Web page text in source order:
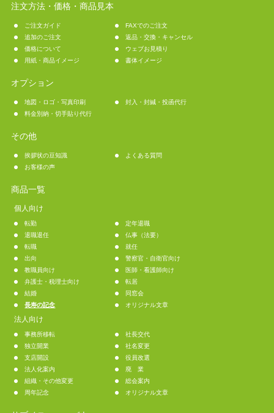
注文方法・価格・商品見本
ご注文ガイド
FAXでのご注文
追加のご注文
返品・交換・キャンセル
価格について
ウェブお見積り
用紙・商品イメージ
書体イメージ
オプション
地図・ロゴ・写真印刷
封入・封緘・投函代行
料金別納・切手貼り代行
その他
挨拶状の豆知識
よくある質問
お客様の声
商品一覧
個人向け
転勤
定年退職
退職退任
仏事（法要）
転職
就任
出向
警察官・自衛官向け
教職員向け
医師・看護師向け
弁護士・税理士向け
転居
結婚
同窓会
長寿の記念
オリジナル文章
法人向け
事務所移転
社長交代
独立開業
社名変更
支店開設
役員改選
法人化案内
廃 業
組織・その他変更
総会案内
周年記念
オリジナル文章